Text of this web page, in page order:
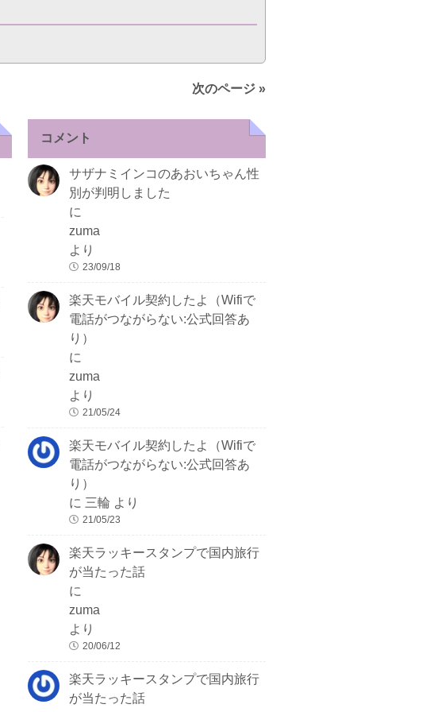
次のページ »
コメント
サザナミインコのあおいちゃん性
別が判明しました
に
zuma
より
23/09/18
楽天モバイル契約したよ（Wifiで
電話がつながらない:公式回答あ
り）
に
zuma
より
21/05/24
楽天モバイル契約したよ（Wifiで
電話がつながらない:公式回答あ
り）
に 三輪 より
21/05/23
楽天ラッキースタンプで国内旅行
が当たった話
に
zuma
より
20/06/12
楽天ラッキースタンプで国内旅行
が当たった話